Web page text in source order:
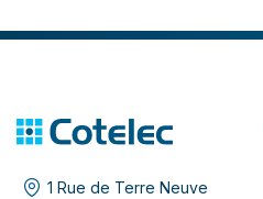
1 Rue de Terre Neuve